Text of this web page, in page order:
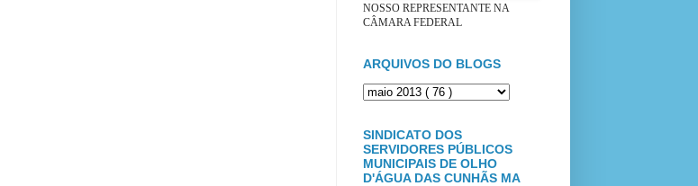
NOSSO REPRESENTANTE NA
CÂMARA FEDERAL
ARQUIVOS DO BLOGS
SINDICATO DOS
SERVIDORES PÚBLICOS
MUNICIPAIS DE OLHO
D'ÁGUA DAS CUNHÃS MA